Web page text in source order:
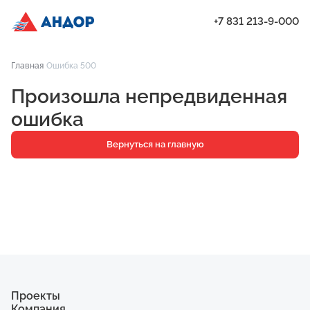
Проекты
Квартиры
Паркинг
Кладовые
+7 831 213-9-000
Главная Ошибка 500
Произошла непредвиденная
ошибка
Вернуться на главную
Проекты